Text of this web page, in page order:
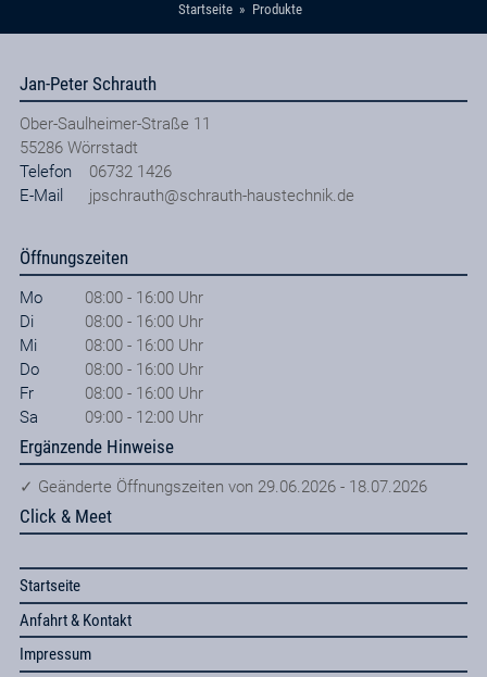
Startseite Produkte
Jan-Peter Schrauth
Ober-Saulheimer-Straße 11
55286 Wörrstadt
Telefon
06732 1426
E-Mail
jpschrauth@schrauth-haustechnik.de
Öffnungszeiten
Mo
08:00 - 16:00 Uhr
Di
08:00 - 16:00 Uhr
Mi
08:00 - 16:00 Uhr
Do
08:00 - 16:00 Uhr
Fr
08:00 - 16:00 Uhr
Sa
09:00 - 12:00 Uhr
Ergänzende Hinweise
✓ Geänderte Öffnungszeiten von 29.06.2026 - 18.07.2026
Click & Meet
Startseite
Anfahrt & Kontakt
Impressum